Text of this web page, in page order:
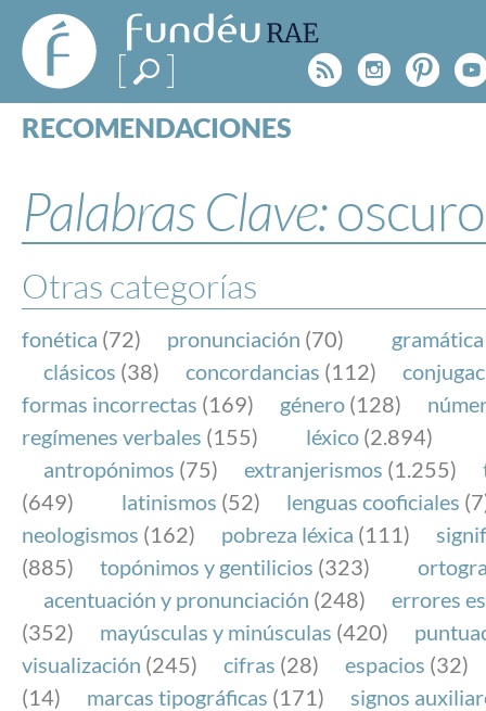
FundéuRAE
- Fundación
del Español
Urgente
Rss
RECOMENDACIONES
ESPECIALES
BLOG
NOTICIAS
SOBRE LA FUNDÉURAE
FundéuRAE es una fundación patrocinada por la
y la Real Academia Española, cuyo objetivo es
el buen uso del español en los medios de
Internet.
Palabras Clave:oscuro
Otras categorías
fonética (72) pronunciación (70) gramática
clásicos (38) concordancias (112)
formas incorrectas (169) género (128)
regímenes verbales (155) léxico (2.894)
antropónimos (75) extranjerismos (1.255)
(649)
latinismos (52) lenguas cooficiales
neologismos (162) pobreza léxica (111)
(885)
topónimos y gentilicios (323)
acentuación y pronunciación (248)
errores
(352)
mayúsculas y minúsculas (420)
visualización (245) cifras (28) espacios (32)
(14)
marcas tipográficas (171)
signos